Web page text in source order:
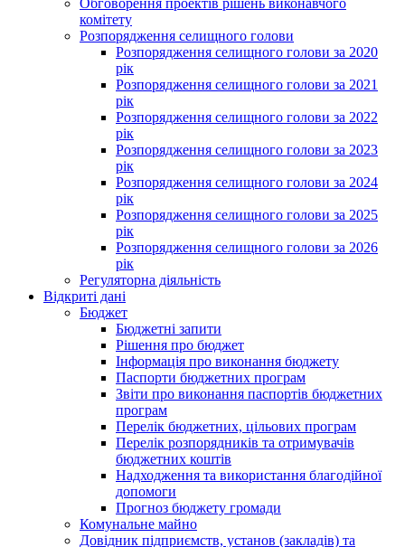
Обговорення проектів рішень виконавчого
комітету
Розпорядження селищного голови
Розпорядження селищного голови за 2020
рік
Розпорядження селищного голови за 2021
рік
Розпорядження селищного голови за 2022
рік
Розпорядження селищного голови за 2023
рік
Розпорядження селищного голови за 2024
рік
Розпорядження селищного голови за 2025
рік
Розпорядження селищного голови за 2026
рік
Регуляторна діяльність
Відкриті дані
Бюджет
Бюджетні запити
Рішення про бюджет
Інформація про виконання бюджету
Паспорти бюджетних програм
Звіти про виконання паспортів бюджетних
програм
Перелік бюджетних, цільових програм
Перелік розпорядників та отримувачів
бюджетних коштів
Надходження та використання благодійної
допомоги
Прогноз бюджету громади
Комунальне майно
Довідник підприємств, установ (закладів) та